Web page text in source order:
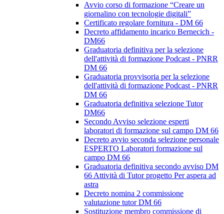
Avvio corso di formazione “Creare un
giornalino con tecnologie digitali”
Certificato regolare fornitura - DM 66
Decreto affidamento incarico Bernecich -
DM66
Graduatoria definitiva per la selezione
dell'attività di formazione Podcast - PNRR
DM 66
Graduatoria provvisoria per la selezione
dell'attività di formazione Podcast - PNRR
DM 66
Graduatoria definitiva selezione Tutor
DM66
Secondo Avviso selezione esperti
laboratori di formazione sul campo DM 66
Decreto avvio seconda selezione personale
ESPERTO Laboratori formazione sul
campo DM 66
Graduatoria definitiva secondo avviso DM
66 Attività di Tutor progetto Per aspera ad
astra
Decreto nomina 2 commissione
valutazione tutor DM 66
Sostituzione membro commissione di